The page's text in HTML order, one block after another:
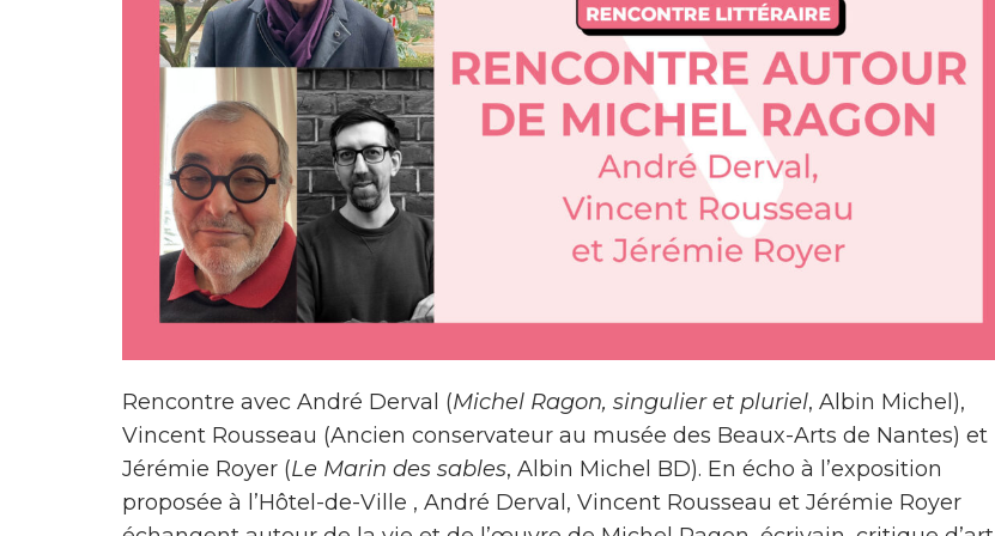
Rencontre avec André Derval (Michel Ragon, singulier et pluriel, Albin Michel),
Vincent Rousseau (Ancien conservateur au musée des Beaux-Arts de Nantes) et
Jérémie Royer (Le Marin des sables, Albin Michel BD). En écho à l’exposition
proposée à l’Hôtel-de-Ville , André Derval, Vincent Rousseau et Jérémie Royer